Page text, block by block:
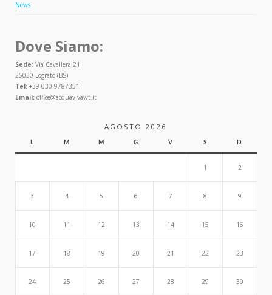
News
Dove Siamo:
Sede:Via Cavallera 21
25030 Lograto (BS)
Tel:+39 030 9787351
Email:office@acquavivawt.it
AGOSTO 2026
L M M G V S D
1 2
3 4 5 6 7 8 9
10 11 12 13 14 15 16
17 18 19 20 21 22 23
24 25 26 27 28 29 30